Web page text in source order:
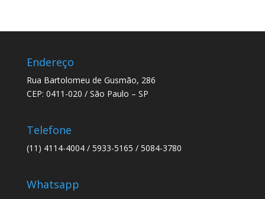
Endereço
Rua Bartolomeu de Gusmão, 286
CEP: 0411-020 / São Paulo – SP
Telefone
(11) 4114-4004 / 5933-5165 / 5084-3780
Whatsapp